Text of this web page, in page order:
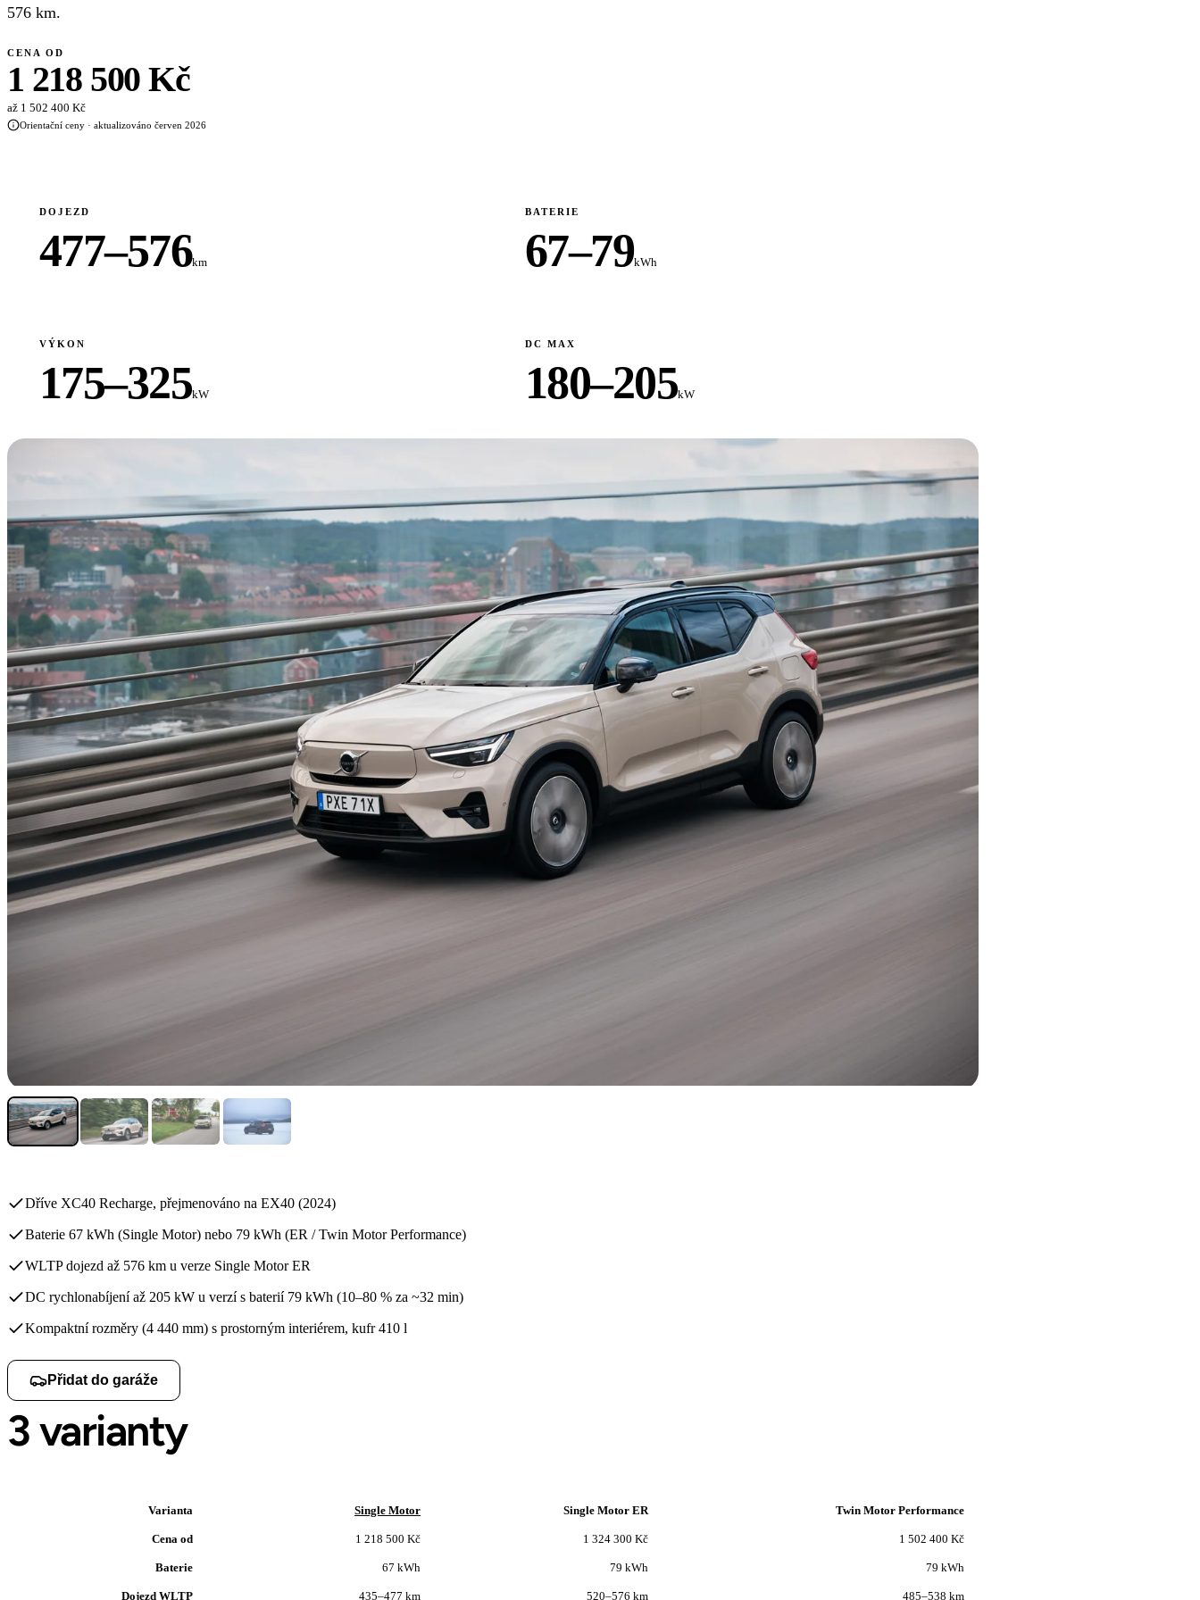
576 km.
CENA OD
1 218 500 Kč
až 1 502 400 Kč
Orientační ceny · aktualizováno červen 2026
DOJEZD
477–576km
BATERIE
67–79kWh
VÝKON
175–325kW
DC MAX
180–205kW
Dříve XC40 Recharge, přejmenováno na EX40 (2024)
Baterie 67 kWh (Single Motor) nebo 79 kWh (ER / Twin Motor Performance)
WLTP dojezd až 576 km u verze Single Motor ER
DC rychlonabíjení až 205 kW u verzí s baterií 79 kWh (10–80 % za ~32 min)
Kompaktní rozměry (4 440 mm) s prostorným interiérem, kufr 410 l
Přidat do garáže
3 varianty
Varianta Single Motor Single Motor ER Twin Motor Performance
Cena od 1 218 500 Kč 1 324 300 Kč 1 502 400 Kč
Baterie 67 kWh 79 kWh 79 kWh
Dojezd WLTP 435–477 km 520–576 km 485–538 km